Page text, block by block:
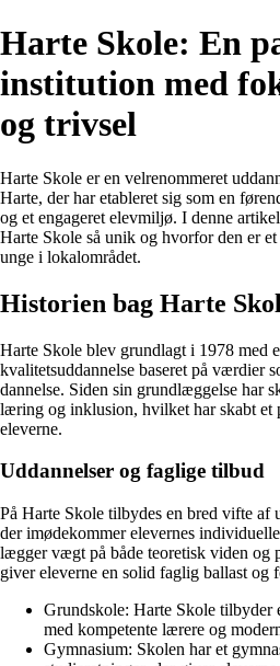
Harte Skole: En
institution med
og trivsel
Harte Skole er en velrenommeret
Harte, der har etableret sig som en
og et engageret elevmiljø. I denne
Harte Skole så unik og hvorfor den er
unge i lokalområdet.
Historien bag Harte
Harte Skole blev grundlagt i 1978 med
kvalitetsuddannelse baseret på værdier
dannelse. Siden sin grundlæggelse har
læring og inklusion, hvilket har skabt
eleverne.
Uddannelser og faglige tilbud
På Harte Skole tilbydes en bred vifte af
der imødekommer elevernes
lægger vægt på både teoretisk viden og
giver eleverne en solid faglig ballast og
Grundskole: Harte Skole tilbyder
med kompetente lærere og
Gymnasium: Skolen har et